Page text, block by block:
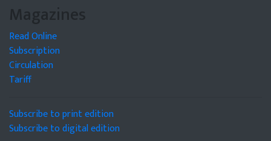
Magazines
Read Online
Subscription
Circulation
Tariff
Subscribe to print edition
Subscribe to digital edition